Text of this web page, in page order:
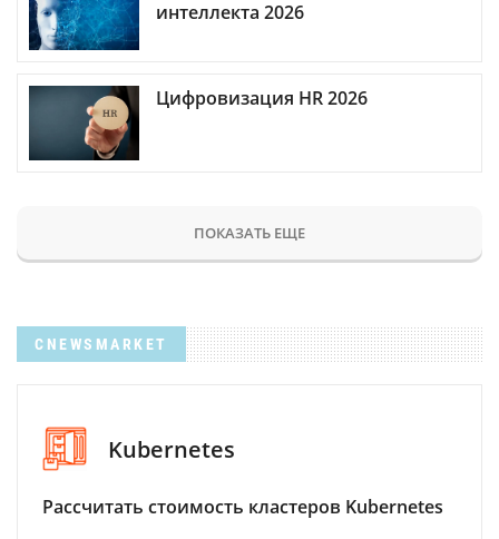
интеллекта 2026
Цифровизация HR 2026
ПОКАЗАТЬ ЕЩЕ
CNEWSMARKET
Kubernetes
Рассчитать стоимость кластеров Kubernetes